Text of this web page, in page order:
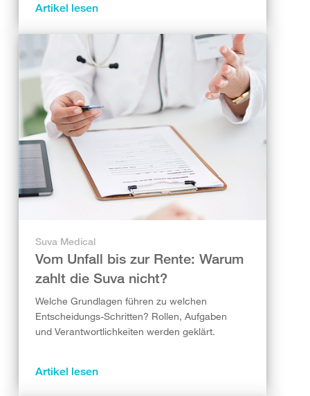
Artikel lesen
Suva Medical
Vom Unfall bis zur Rente: Warum
zahlt die Suva nicht?
Welche Grundlagen führen zu welchen
Entscheidungs-Schritten? Rollen, Aufgaben
und Verantwortlichkeiten werden geklärt.
Artikel lesen